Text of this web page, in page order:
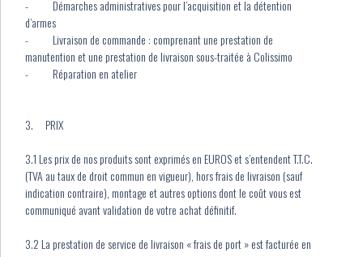
- Démarches administratives pour l’acquisition et la détention
d’armes
- Livraison de commande : comprenant une prestation de
manutention et une prestation de livraison sous-traitée à Colissimo
- Réparation en atelier
3. PRIX
3.1 Les prix de nos produits sont exprimés en EUROS et s’entendent T.T.C.
(TVA au taux de droit commun en vigueur), hors frais de livraison (sauf
indication contraire), montage et autres options dont le coût vous est
communiqué avant validation de votre achat définitif.
3.2 La prestation de service de livraison « frais de port » est facturée en